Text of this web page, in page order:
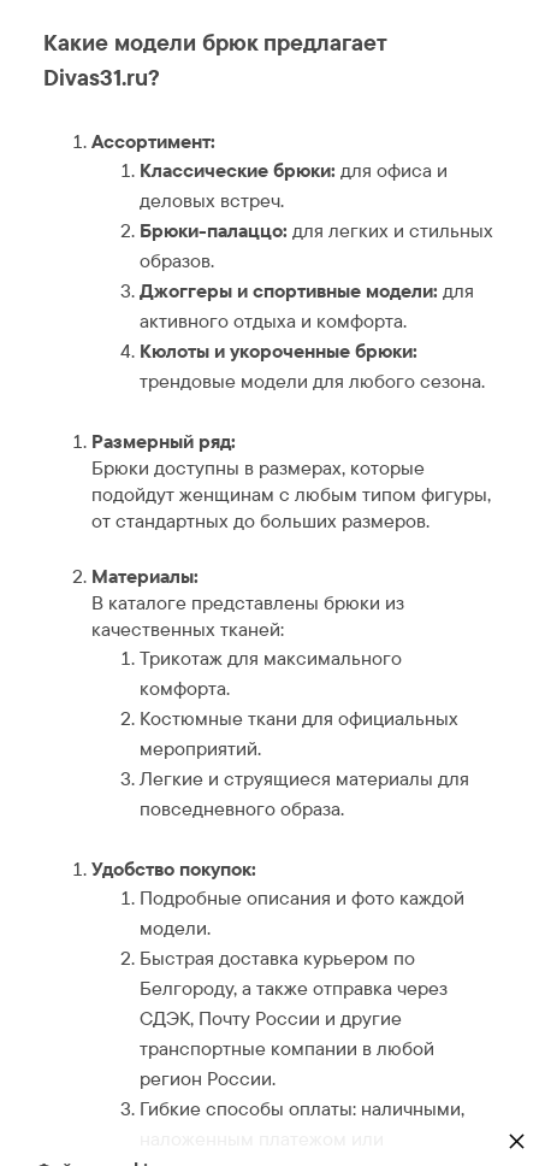
Какие модели брюк предлагает
Divas31.ru?
Ассортимент:
Классические брюки: для офиса и
деловых встреч.
Брюки-палаццо: для легких и стильных
образов.
Джоггеры и спортивные модели: для
активного отдыха и комфорта.
Кюлоты и укороченные брюки:
трендовые модели для любого сезона.
Размерный ряд:
Брюки доступны в размерах, которые
подойдут женщинам с любым типом фигуры,
от стандартных до больших размеров.
Материалы:
В каталоге представлены брюки из
качественных тканей:
Трикотаж для максимального
комфорта.
Костюмные ткани для официальных
мероприятий.
Легкие и струящиеся материалы для
повседневного образа.
Удобство покупок:
Подробные описания и фото каждой
модели.
Быстрая доставка курьером по
Белгороду, а также отправка через
СДЭК, Почту России и другие
транспортные компании в любой
регион России.
Гибкие способы оплаты: наличными,
×